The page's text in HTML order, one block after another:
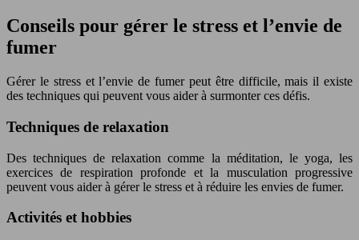
Conseils pour gérer le stress et l’envie de
fumer
Gérer le stress et l’envie de fumer peut être difficile, mais il existe
des techniques qui peuvent vous aider à surmonter ces défis.
Techniques de relaxation
Des techniques de relaxation comme la méditation, le yoga, les
exercices de respiration profonde et la musculation progressive
peuvent vous aider à gérer le stress et à réduire les envies de fumer.
Activités et hobbies